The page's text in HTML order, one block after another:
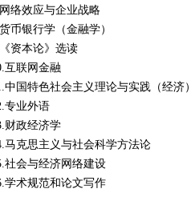
络效应与企业战略
币银行学（金融学）
资本论》选读
互联网金融
中国特色社会主义理论与实践（经济）
专业外语
财政经济学
马克思主义与社会科学方法论
社会与经济网络建设
学术规范和论文写作